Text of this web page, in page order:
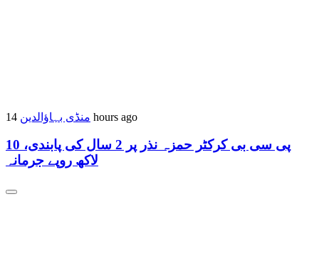
منڈی بہاؤالدین 14 hours ago
پی سی بی کرکٹر حمزہ نذر پر 2 سال کی پابندی، 10
لاکھ روپے جرمانہ